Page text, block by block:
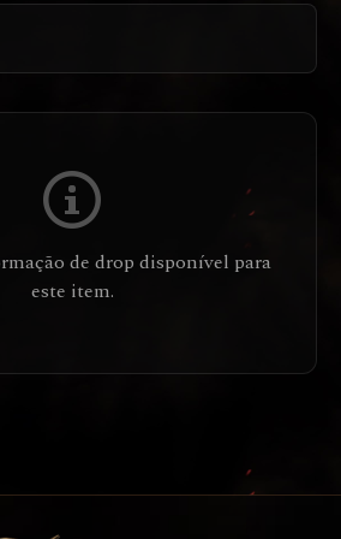
de drop disponível para
este item.